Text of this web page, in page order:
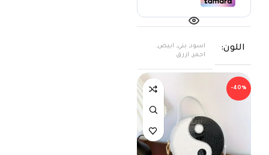
اللون
اسود, بني, ابيض,
احمر, ازرق
-40%